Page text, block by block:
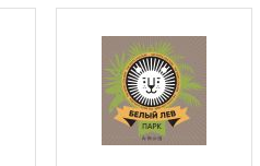
позволяет
в трудную жизненную
среду обитания или